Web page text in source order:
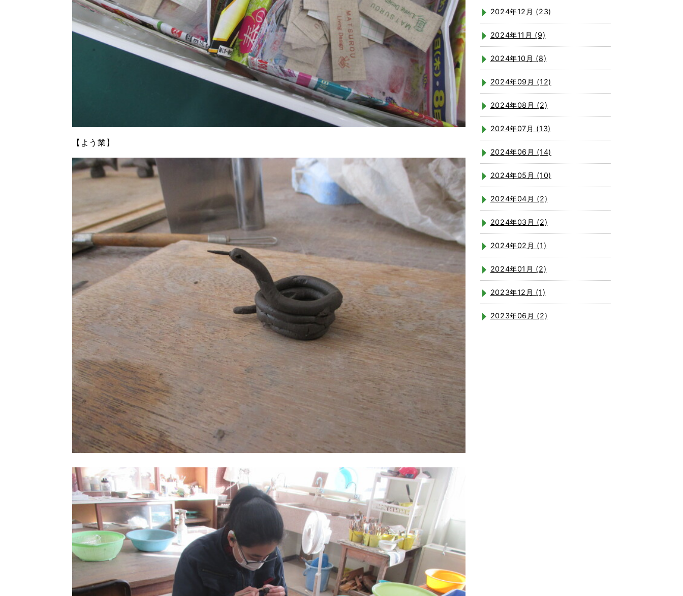
【よう業】
2024年12月 (23)
2024年11月 (9)
2024年10月 (8)
2024年09月 (12)
2024年08月 (2)
2024年07月 (13)
2024年06月 (14)
2024年05月 (10)
2024年04月 (2)
2024年03月 (2)
2024年02月 (1)
2024年01月 (2)
2023年12月 (1)
2023年06月 (2)